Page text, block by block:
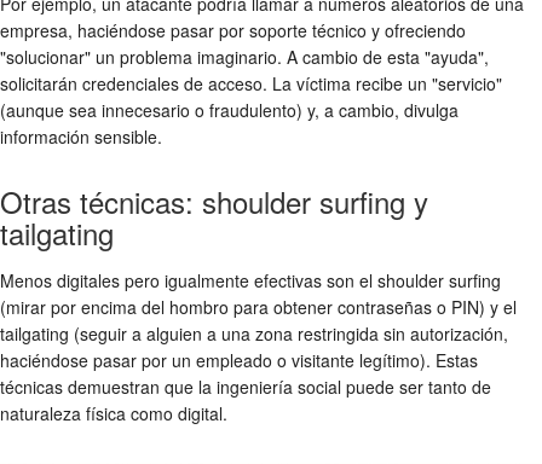
empresa, haciéndose pasar por soporte técnico y ofreciendo
"solucionar" un problema imaginario. A cambio de esta "ayuda",
solicitarán credenciales de acceso. La víctima recibe un "servicio"
(aunque sea innecesario o fraudulento) y, a cambio, divulga
información sensible.
Otras técnicas: shoulder surfing y
tailgating
Menos digitales pero igualmente efectivas son el shoulder surfing
(mirar por encima del hombro para obtener contraseñas o PIN) y el
tailgating (seguir a alguien a una zona restringida sin autorización,
haciéndose pasar por un empleado o visitante legítimo). Estas
técnicas demuestran que la ingeniería social puede ser tanto de
naturaleza física como digital.